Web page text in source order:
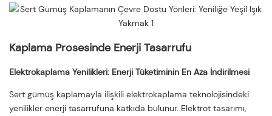
Kaplama Prosesinde Enerji Tasarrufu
Elektrokaplama Yenilikleri: Enerji Tüketiminin En Aza İndirilmesi
Sert gümüş kaplamayla ilişkili elektrokaplama teknolojisindeki
yenilikler enerji tasarrufuna katkıda bulunur. Elektrot tasarımı,